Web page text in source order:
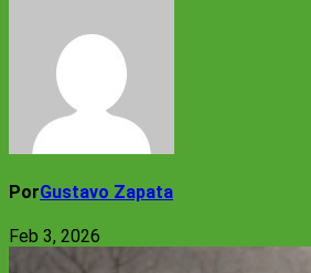
PorGustavo Zapata
Feb 3, 2026